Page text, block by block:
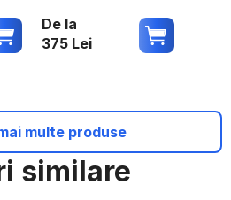
similare
De la
375 Lei
multe produse